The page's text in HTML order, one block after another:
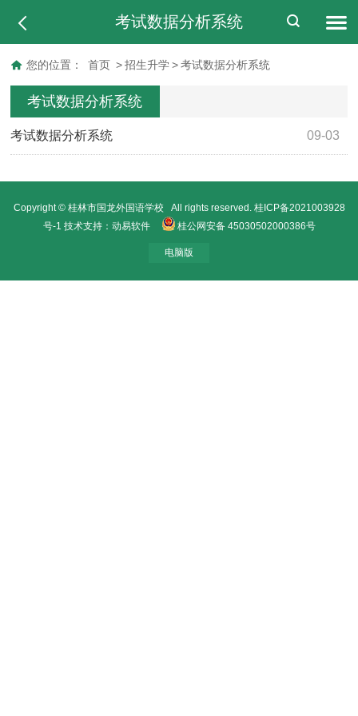
考试数据分析系统
您的位置： 首页 > 招生升学 > 考试数据分析系统
考试数据分析系统
09-03
考试数据分析系统
Copyright © 桂林市国龙外国语学校 All rights reserved. 桂ICP备2021003928
号-1 技术支持：动易软件 桂公网安备 45030502000386号
电脑版